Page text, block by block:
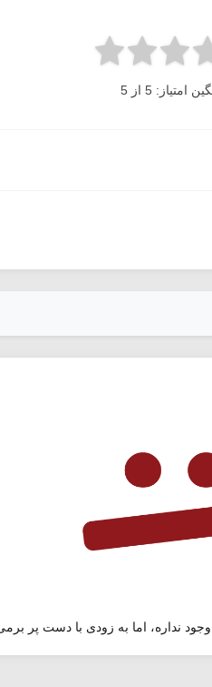
امتیاز: 5 از 5
نداره، اما به زودی با دست پر